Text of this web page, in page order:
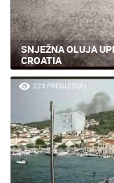
SNJEŽNA OLUJA
CROATIA
223 PREGLED(A)